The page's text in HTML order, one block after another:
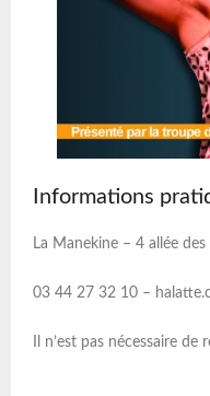
Informations
La Manekine – 4 allée
03 44 27 32 10 –
Il n’est pas nécessaire de